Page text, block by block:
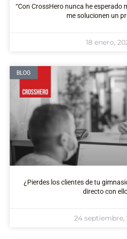
“Con CrossHero nunca he esperado
me solucionen un
18 enero,
BLOG
¿Pierdes los clientes de tu
directo con
24 septiembre,